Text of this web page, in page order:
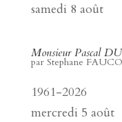
samedi 8 août
Monsieur Pascal
par Stephane
1961-2026
mercredi 5 août